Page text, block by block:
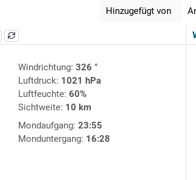
Hinzugefügt von
Windrichtung: 326 °
Luftdruck: 1021 hPa
Luftfeuchte: 60%
Sichtweite: 10 km
Mondaufgang: 23:55
Monduntergang: 16:28